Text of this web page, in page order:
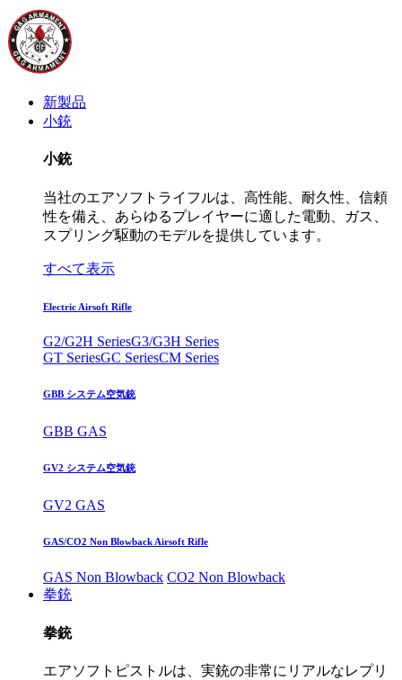
新製品
小銃
小銃
当社のエアソフトライフルは、高性能、耐久性、信頼
性を備え、あらゆるプレイヤーに適した電動、ガス、
スプリング駆動のモデルを提供しています。
すべて表示
Electric Airsoft Rifle
G2/G2H SeriesG3/G3H Series
GT SeriesGC SeriesCM Series
GBB システム空気銃
GBB GAS
GV2 システム空気銃
GV2 GAS
GAS/CO2 Non Blowback Airsoft Rifle
GAS Non Blowback CO2 Non Blowback
拳銃
拳銃
エアソフトピストルは、実銃の非常にリアルなレプリ